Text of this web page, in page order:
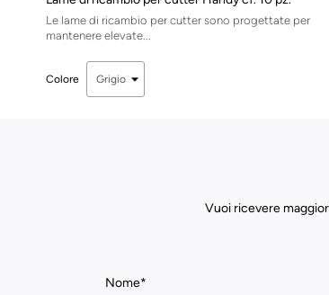
Le lame di ricambio per cutter sono progettate per
mantenere elevate...
Colore
Vuoi ricevere